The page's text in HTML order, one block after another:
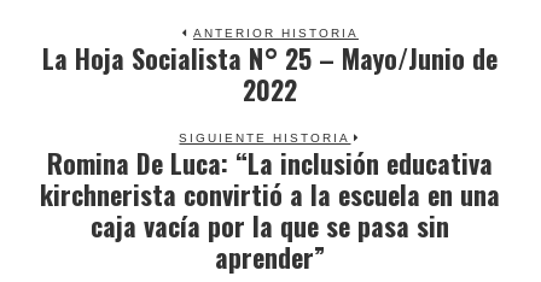
ANTERIOR HISTORIA
Previous
post:
La Hoja Socialista N° 25 – Mayo/Junio de
2022
SIGUIENTE HISTORIA
Next
post:
Romina De Luca: “La inclusión educativa
kirchnerista convirtió a la escuela en una
caja vacía por la que se pasa sin
aprender”